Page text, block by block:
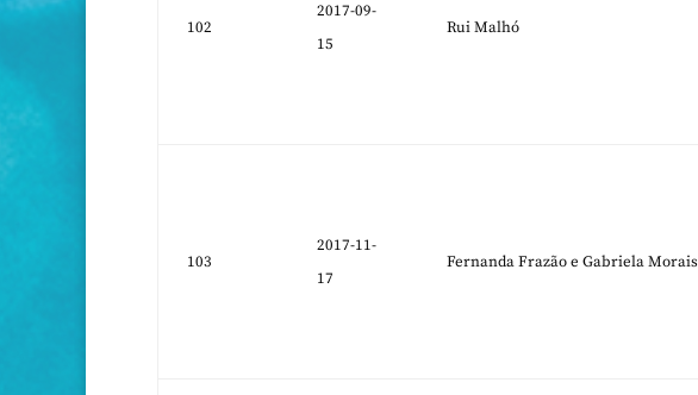
102
2017-09-
15
Rui Malhó
103
2017-11-
17
Fernanda Frazão e Gabriela Morais